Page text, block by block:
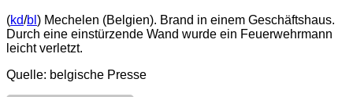
(kd/bl ) Mechelen (Belgien). Brand in einem Geschäftshaus.
Durch eine einstürzende Wand wurde ein Feuerwehrmann
leicht verletzt.
Quelle: belgische Presse